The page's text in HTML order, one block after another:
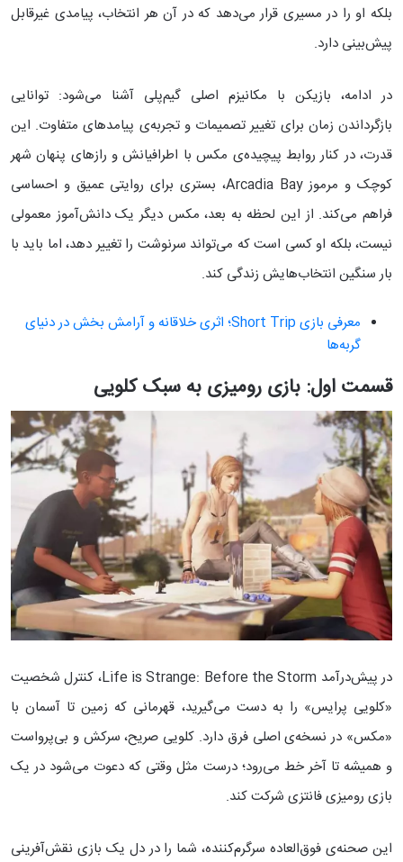
بلکه او را در مسیری قرار می‌دهد که در آن هر انتخاب، پیامدی غیرقابل
پیش‌بینی دارد.
در ادامه، بازیکن با مکانیزم اصلی گیم‌پلی آشنا می‌شود: توانایی
بازگرداندن زمان برای تغییر تصمیمات و تجربه‌ی پیامدهای متفاوت. این
قدرت، در کنار روابط پیچیده‌ی مکس با اطرافیانش و رازهای پنهان شهر
کوچک و مرموز Arcadia Bay، بستری برای روایتی عمیق و احساسی
فراهم می‌کند. از این لحظه به بعد، مکس دیگر یک دانش‌آموز معمولی
نیست، بلکه او کسی است که می‌تواند سرنوشت را تغییر دهد، اما باید با
بار سنگین انتخاب‌هایش زندگی کند.
معرفی بازی Short Trip؛ اثری خلاقانه و آرامش بخش در دنیای
گربه‌ها
قسمت اول: بازی رومیزی به سبک کلویی
در پیش‌درآمد Life is Strange: Before the Storm، کنترل شخصیت
«کلویی پرایس» را به دست می‌گیرید، قهرمانی که زمین تا آسمان با
«مکس» در نسخه‌ی اصلی فرق دارد. کلویی صریح، سرکش و بی‌پرواست
و همیشه تا آخر خط می‌رود؛ درست مثل وقتی که دعوت می‌شود در یک
بازی رومیزی فانتزی شرکت کند.
این صحنه‌ی فوق‌العاده سرگرم‌کننده، شما را در دل یک بازی نقش‌آفرینی